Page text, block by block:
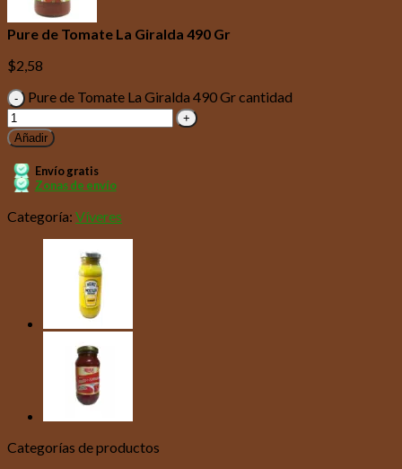
Pure de Tomate La Giralda 490 Gr
$2,58
Pure de Tomate La Giralda 490 Gr cantidad
Añadir
Envío gratis
Zonas de envío
Categoría: Víveres
Categorías de productos